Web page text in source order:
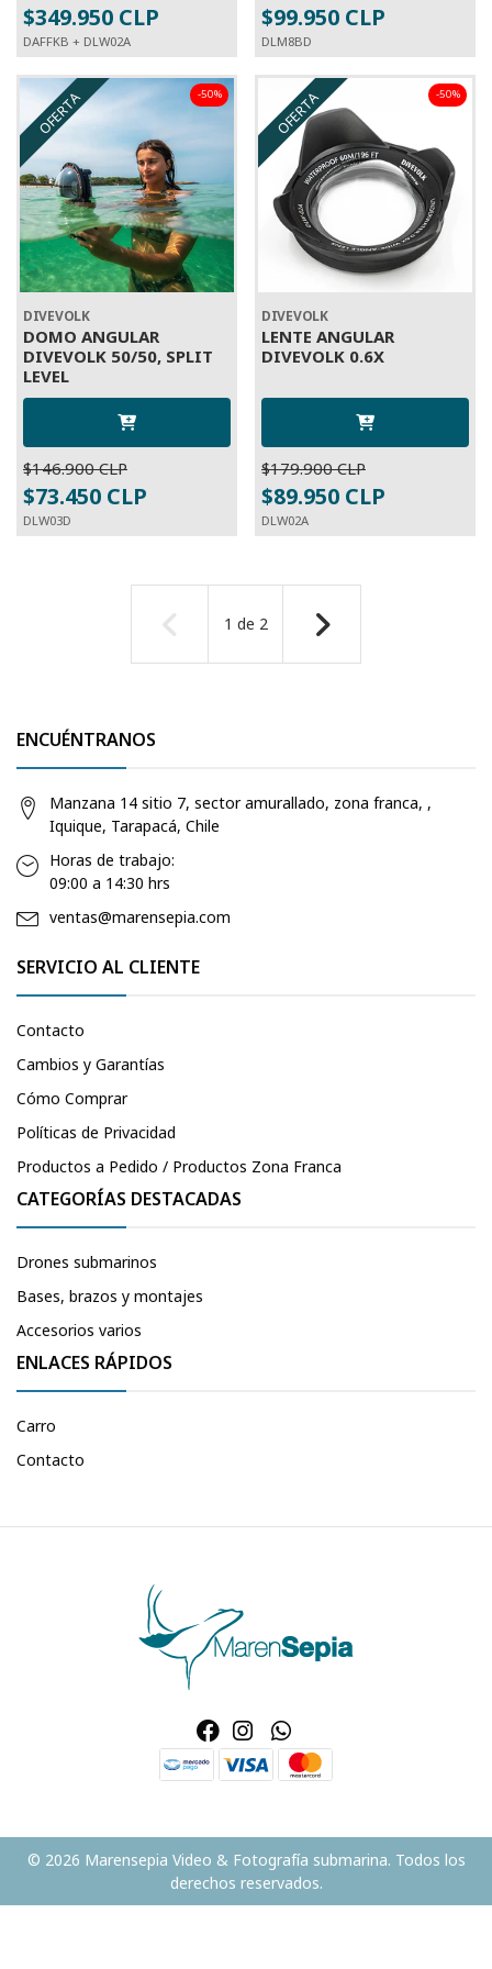
$349.950 CLP
DAFFKB + DLW02A
$99.950 CLP
DLM8BD
OFERTA -50%
DIVEVOLK
DOMO ANGULAR
DIVEVOLK 50/50, SPLIT
LEVEL
$146.900 CLP
$73.450 CLP
DLW03D
OFERTA -50%
DIVEVOLK
LENTE ANGULAR
DIVEVOLK 0.6X
$179.900 CLP
$89.950 CLP
DLW02A
1 de 2
ENCUÉNTRANOS
Manzana 14 sitio 7, sector amurallado, zona franca, ,
Iquique, Tarapacá, Chile
Horas de trabajo:
09:00 a 14:30 hrs
ventas@marensepia.com
SERVICIO AL CLIENTE
Contacto
Cambios y Garantías
Cómo Comprar
Políticas de Privacidad
Productos a Pedido / Productos Zona Franca
CATEGORÍAS DESTACADAS
Drones submarinos
Bases, brazos y montajes
Accesorios varios
ENLACES RÁPIDOS
Carro
Contacto
© 2026 Marensepia Video & Fotografía submarina. Todos los
derechos reservados.